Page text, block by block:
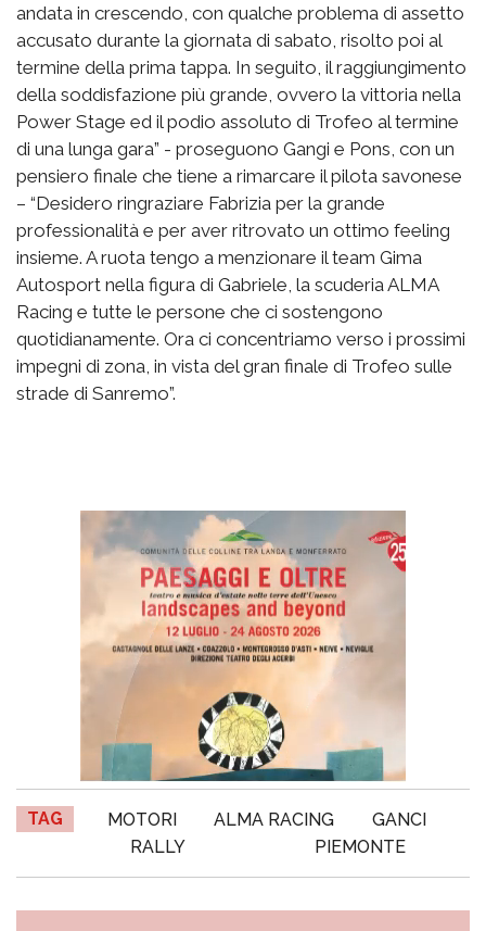
andata in crescendo, con qualche problema di assetto
accusato durante la giornata di sabato, risolto poi al
termine della prima tappa. In seguito, il raggiungimento
della soddisfazione più grande, ovvero la vittoria nella
Power Stage ed il podio assoluto di Trofeo al termine
di una lunga gara” - proseguono Gangi e Pons, con un
pensiero finale che tiene a rimarcare il pilota savonese
– “Desidero ringraziare Fabrizia per la grande
professionalità e per aver ritrovato un ottimo feeling
insieme. A ruota tengo a menzionare il team Gima
Autosport nella figura di Gabriele, la scuderia ALMA
Racing e tutte le persone che ci sostengono
quotidianamente. Ora ci concentriamo verso i prossimi
impegni di zona, in vista del gran finale di Trofeo sulle
strade di Sanremo”.
TAG MOTORI ALMA RACING
GANCI
RALLY
PIEMONTE